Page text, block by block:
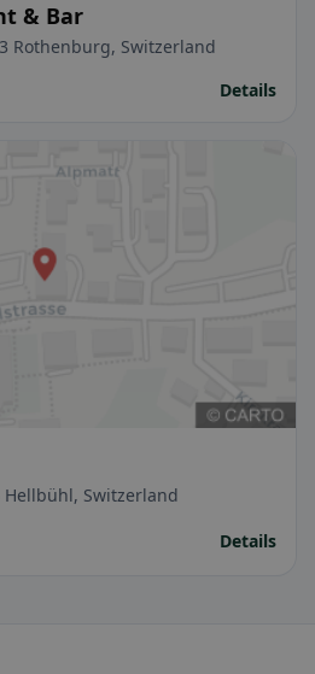
& Bar
Rothenburg, Switzerland
Details
Hellbühl, Switzerland
Details